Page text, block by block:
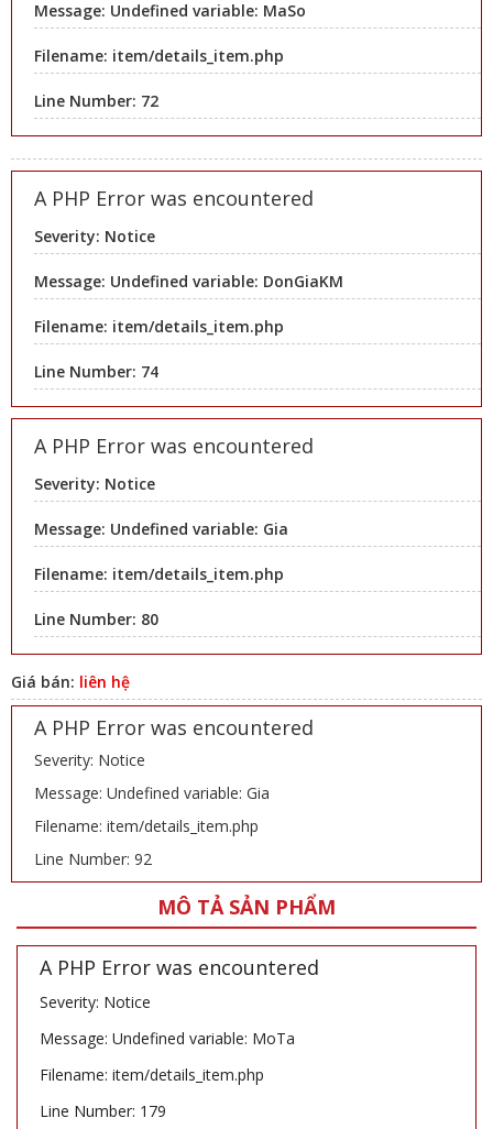
Message: Undefined variable: MaSo
Filename: item/details_item.php
Line Number: 72
A PHP Error was encountered
Severity: Notice
Message: Undefined variable: DonGiaKM
Filename: item/details_item.php
Line Number: 74
A PHP Error was encountered
Severity: Notice
Message: Undefined variable: Gia
Filename: item/details_item.php
Line Number: 80
Giá bán: liên hệ
A PHP Error was encountered
Severity: Notice
Message: Undefined variable: Gia
Filename: item/details_item.php
Line Number: 92
MÔ TẢ SẢN PHẨM
A PHP Error was encountered
Severity: Notice
Message: Undefined variable: MoTa
Filename: item/details_item.php
Line Number: 179